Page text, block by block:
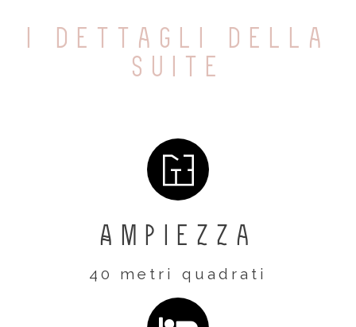
i dettagli della
suite
Ampiezza
40 metri quadrati